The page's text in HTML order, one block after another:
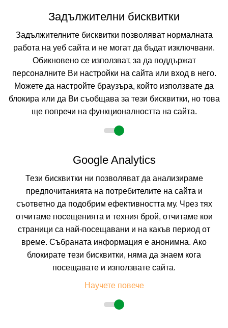
Собствен
12.08.2026 5 нощувки
Настаняване
2 възрастни
Описание
Хотел ЖУРНАЛИСТ ***, Златни пясъци /Кабакум/
Курорт: к.к. Чайка/Кабакум, район Златни пясъци
Разположение:
Хотел Журналист се намира в непосредствена близост
до курортния комплекс „Златни пясъци”. Разположен е в парк с
уникална флора и почти на плажа. Намира се на по-малко от 20 км от
Непосредствено до плаж Кабакум - широка пясъчна зона.
Хотел Журналист разполага с една 4 етажна сграда без
асансьор в нея с общо 72 помещения – двойни и тройни стаи, студиа и
апартаменти. Всички те са със изглед към морето.
Задължителни бисквитки
Задължителните бисквитки позволяват нормалната
работа на уеб сайта и не могат да бъдат изключвани.
Обикновено се използват, за да поддържат
персоналните Ви настройки на сайта или вход в него.
Можете да настройте браузъра, който използвате да
блокира или да Ви съобщава за тези бисквитки, но това
ще попречи на функционалността на сайта.
Google Analytics
Тези бисквитки ни позволяват да анализираме
предпочитанията на потребителите на сайта и
съответно да подобрим ефективността му. Чрез тях
отчитаме посещенията и техния брой, отчитаме кои
страници са най-посещавани и на какъв период от
време. Събраната информация е анонимна. Ако
блокирате тези бисквитки, няма да знаем кога
посещавате и използвате сайта.
Научете повече